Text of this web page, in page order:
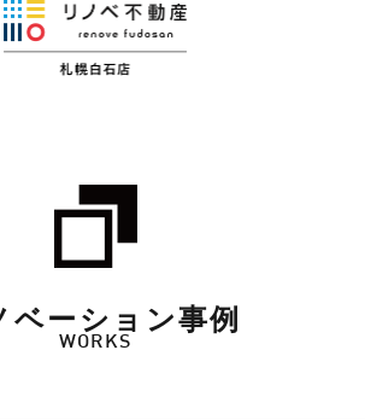
ベーション事例
WORKS